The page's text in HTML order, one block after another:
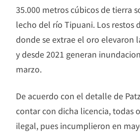
35.000 metros cúbicos de tierra
lecho del río Tipuani. Los restos
donde se extrae el oro elevaron
y desde 2021 generan
marzo.
De acuerdo con el detalle de
contar con dicha licencia, todas
ilegal, pues incumplieron en